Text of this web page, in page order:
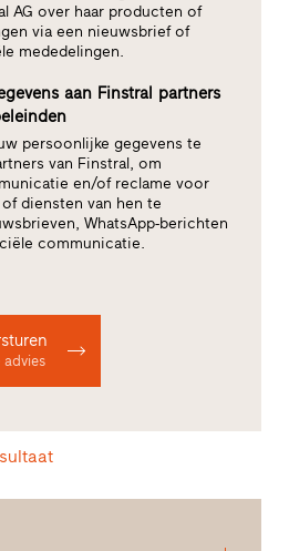
AG over haar producten of
via een nieuwsbrief of
mededelingen.
aan Finstral partners
persoonlijke gegevens te
van Finstral, om
en/of reclame voor
diensten van hen te
WhatsApp-berichten
communicatie.